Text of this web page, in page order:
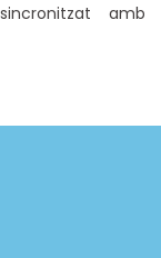
amb